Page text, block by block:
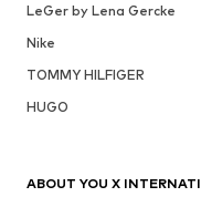
LeGer by Lena Gercke
Nike
TOMMY HILFIGER
HUGO
ABOUT YOU X